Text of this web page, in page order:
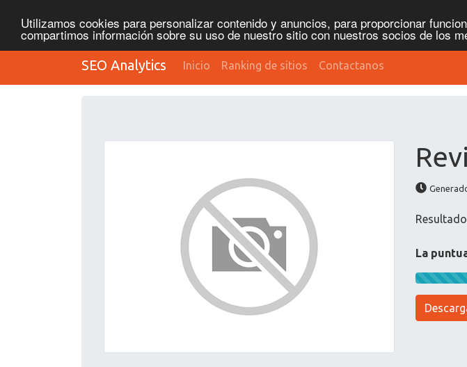
Utilizamos cookies para personalizar contenido y anuncios, para proporcionar
compartimos información sobre su uso de nuestro sitio con nuestros socios de los
SEO Analytics Inicio Ranking de sitios Contactanos
La